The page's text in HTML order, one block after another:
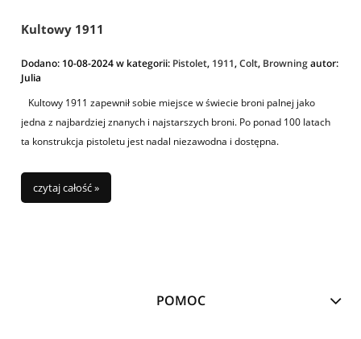
Kultowy 1911
Dodano: 10-08-2024w kategorii: Pistolet, 1911,Colt, Browningautor:
Julia
Kultowy 1911 zapewnił sobie miejsce w świecie broni palnej jako
jedna z najbardziej znanych i najstarszych broni. Po ponad 100 latach
ta konstrukcja pistoletu jest nadal niezawodna i dostępna.
posiadaczy broni? Postaram się przedstawić w tym poście wszystko co
powinieneś na ten temat wiedzieć. :)
czytaj całość »
POMOC